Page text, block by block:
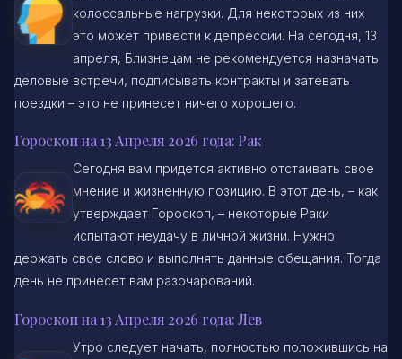
колоссальные нагрузки. Для некоторых из них
это может привести к депрессии. На сегодня, 13
апреля, Близнецам не рекомендуется назначать
деловые встречи, подписывать контракты и затевать
поездки – это не принесет ничего хорошего.
Гороскоп на 13 Апреля 2026 года: Рак
Сегодня вам придется активно отстаивать свое
мнение и жизненную позицию. В этот день, – как
утверждает Гороскоп, – некоторые Раки
испытают неудачу в личной жизни. Нужно
держать свое слово и выполнять данные обещания. Тогда
день не принесет вам разочарований.
Гороскоп на 13 Апреля 2026 года: Лев
Утро следует начать, полностью положившись на